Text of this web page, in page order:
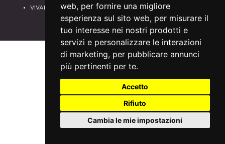
web, per fornire una migliore
esperienza sul sito web, per misurare il
tuo interesse nei nostri prodotti e
servizi e personalizzare le interazioni
di marketing, per pubblicare annunci
più pertinenti per te.
Accetto
Rifiuto
Cambia le mie impostazioni
VIVAforVoucher
SCEGLI GLI SPETTACOLI
PER IL TUO
ABBONAMENTO